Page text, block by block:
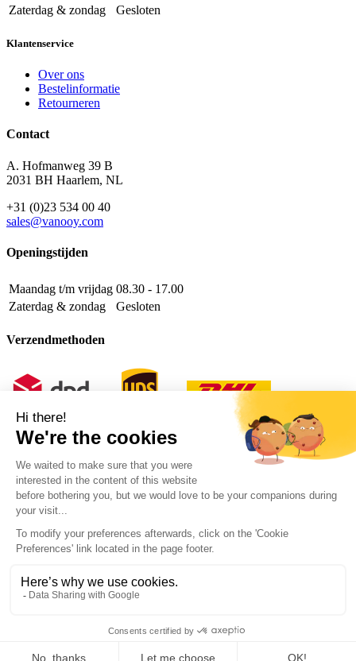
Zaterdag & zondag
Gesloten
Klantenservice
Over ons
Bestelinformatie
Retourneren
Contact
A. Hofmanweg 39 B
2031 BH Haarlem, NL
+31 (0)23 534 00 40
sales@vanooy.com
Openingstijden
Maandag t/m vrijdag 08.30 - 17.00
Zaterdag & zondag
Gesloten
Verzendmethoden
Privacyverklaring